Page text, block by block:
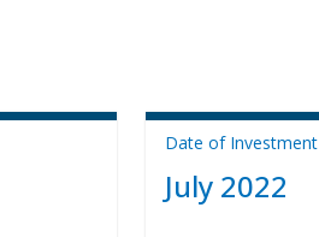
Date of Investment
July 2022